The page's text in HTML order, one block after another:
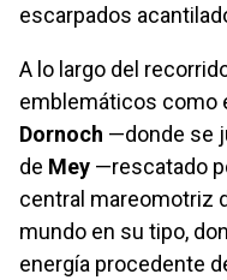
escarpados
A lo largo del
emblemáticos como
Dornoch —donde se
de Mey —rescatado
central mareomotriz
mundo en su tipo,
energía procedente